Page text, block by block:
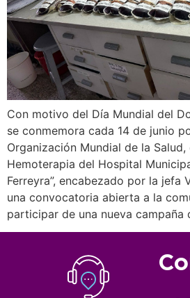
Con motivo del Día Mundial del
se conmemora cada 14 de junio
Organización Mundial de la
Hemoterapia del Hospital
Ferreyra”, encabezado por la jefa
una convocatoria abierta a la
participar de una nueva campaña